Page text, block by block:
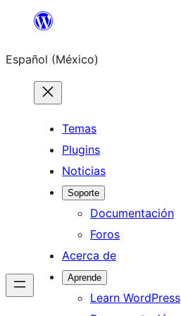
Saltar
contenido
Español (México)
Temas
Plugins
Noticias
Soporte
Documentación
Foros
Acerca de
Aprende
Learn WordPress